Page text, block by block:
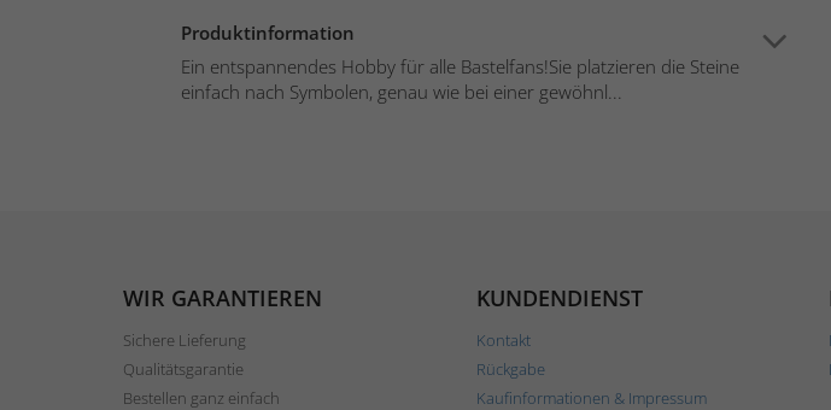
Produktinformation
Ein entspannendes Hobby für alle Bastelfans!Sie platzieren die Steine
einfach nach Symbolen, genau wie bei einer gewöhnl...
WIR GARANTIEREN
Sichere Lieferung
Qualitätsgarantie
Bestellen ganz einfach
KUNDENDIENST
Kontakt
Rückgabe
Kaufinformationen & Impressum